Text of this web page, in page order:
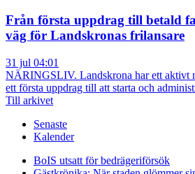
Från första uppdrag till betald
väg för Landskronas frilansare
31 jul 04:01
NÄRINGSLIV. Landskrona har ett aktivt
ett första uppdrag till att starta och
Till arkivet
Senaste
Kalender
BoIS utsatt för bedrägeriförsök